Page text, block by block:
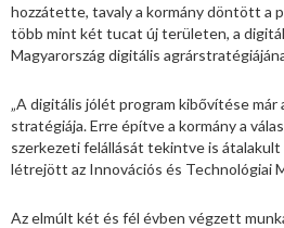
hozzátette, tavaly a kormány döntött a
több mint két tucat új területen, a
Magyarország digitális
„A digitális jólét program kibővítése már
stratégiája. Erre építve a kormány a
szerkezeti felállását tekintve is átalakult
létrejött az Innovációs és Technológiai
Az elmúlt két és fél évben végzett